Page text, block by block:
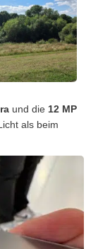
und die 12 MP
als beim